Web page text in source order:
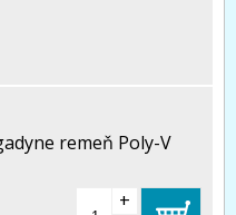
remeň Poly-V
+